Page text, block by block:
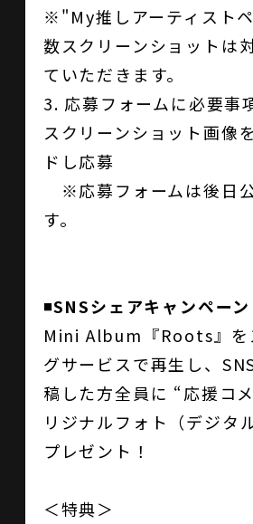
※"My推しアーティスト
数スクリーンショットは
ていただきます。
3. 応募フォームに必要事
スクリーンショット画像
ドし応募
※応募フォームは後日
す。
◾️SNSシェアキャンペーン
Mini Album『Roots』を
グサービスで再生し、
稿した方全員に “応援コ
リジナルフォト（デジタ
プレゼント！
＜特典＞